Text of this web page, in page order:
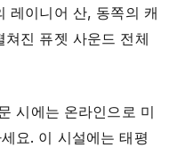
레이니어 산, 동쪽의 캐
진 퓨젯 사운드 전체
시에는 온라인으로 미
요. 이 시설에는 태평